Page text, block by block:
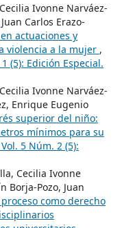
Ivonne Narváez-
Carlos Erazo-
actuaciones y
violencia a la mujer ,
(5): Edición Especial.
Ivonne Narváez-
Enrique Eugenio
superior del niño:
mínimos para su
5 Núm. 2 (5):
Cecilia Ivonne
Borja-Pozo, Juan
como derecho